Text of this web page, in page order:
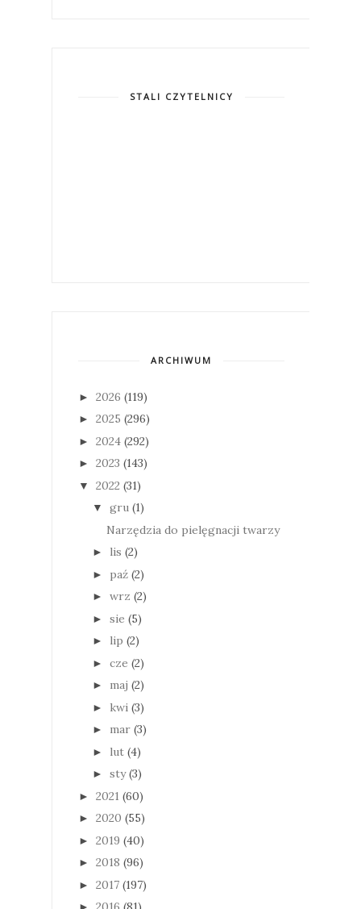
STALI CZYTELNICY
ARCHIWUM
► 2026 (119)
► 2025 (296)
► 2024 (292)
► 2023 (143)
▼ 2022 (31)
▼ gru (1)
Narzędzia do pielęgnacji twarzy
► lis (2)
► paź (2)
► wrz (2)
► sie (5)
► lip (2)
► cze (2)
► maj (2)
► kwi (3)
► mar (3)
► lut (4)
► sty (3)
► 2021 (60)
► 2020 (55)
► 2019 (40)
► 2018 (96)
► 2017 (197)